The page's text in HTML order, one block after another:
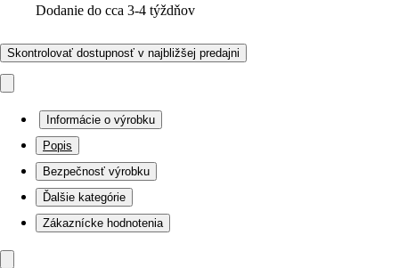
Dodanie do cca 3-4 týždňov
Skontrolovať dostupnosť v najbližšej predajni
Informácie o výrobku
Popis
Bezpečnosť výrobku
Ďalšie kategórie
Zákaznícke hodnotenia